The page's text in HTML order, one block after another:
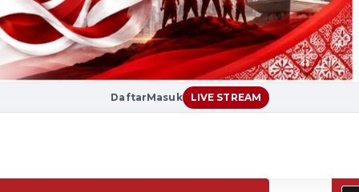
DaftarMasuk LIVE STREAM